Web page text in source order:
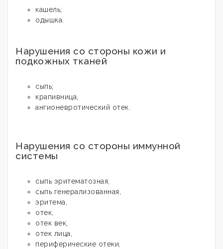
кашель;
одышка.
Нарушения со стороны кожи и
подкожных тканей
сыпь;
крапивница,
ангионевротический отек.
Нарушения со стороны иммунной
системы
сыпь эритематозная,
сыпь генерализованная,
эритема,
отек,
отек век,
отек лица,
периферические отеки,